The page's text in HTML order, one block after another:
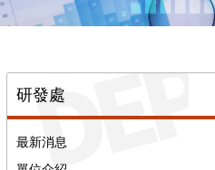
研發處
最新消息